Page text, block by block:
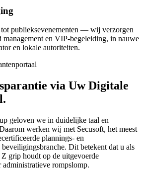
tot publieksevenementen — wij verzorgen
management en VIP-begeleiding, in nauwe
en lokale autoriteiten.
via Uw Digitale
.
geloven we in duidelijke taal en
werken wij met Secusoft, het meest
plannings- en
beveiligingsbranche. Dit betekent dat u als
grip houdt op de uitgevoerde
administratieve rompslomp.